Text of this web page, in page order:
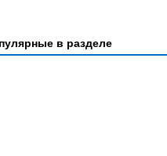
в разделе